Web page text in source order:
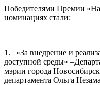
Победителями Премии
номинациях стали:
1. «За внедрение и
доступной среды»
мэрии города
департамента Ольга